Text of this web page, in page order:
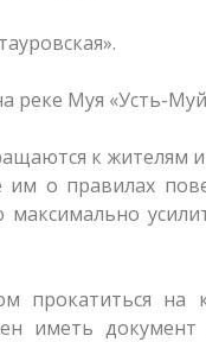
реке Муя «Усть-
к жителям и
им о правилах
максимально
прокатиться на
иметь